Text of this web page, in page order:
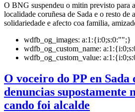
O BNG suspendeu o mitin previsto para
localidade coruñesa de Sada e o resto de
solidariedade e afecto coa familia,
wdfb_og_images: a:1:{i:0;s:0:"";}
wdfb_og_custom_name:
wdfb_og_custom_value:
O voceiro do PP en
denuncias supostamente
cando foi alcalde